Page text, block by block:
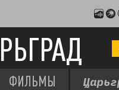
ФИЛЬМЫ